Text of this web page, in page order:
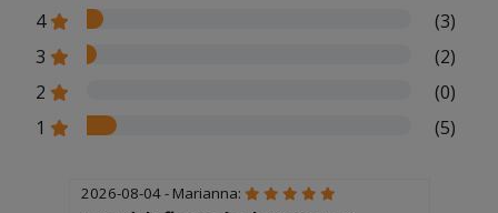
4
(3)
3
(2)
2
(0)
1
(5)
2026-08-04 - Marianna: